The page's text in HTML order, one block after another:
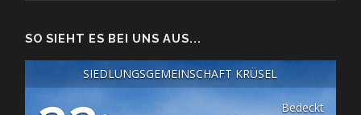
SO SIEHT ES BEI UNS AUS...
SIEDLUNGSGEMEINSCHAFT KRÜSEL
Bedeckt